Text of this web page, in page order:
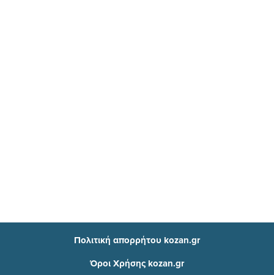
Πολιτική απορρήτου kozan.gr
Όροι Χρήσης kozan.gr